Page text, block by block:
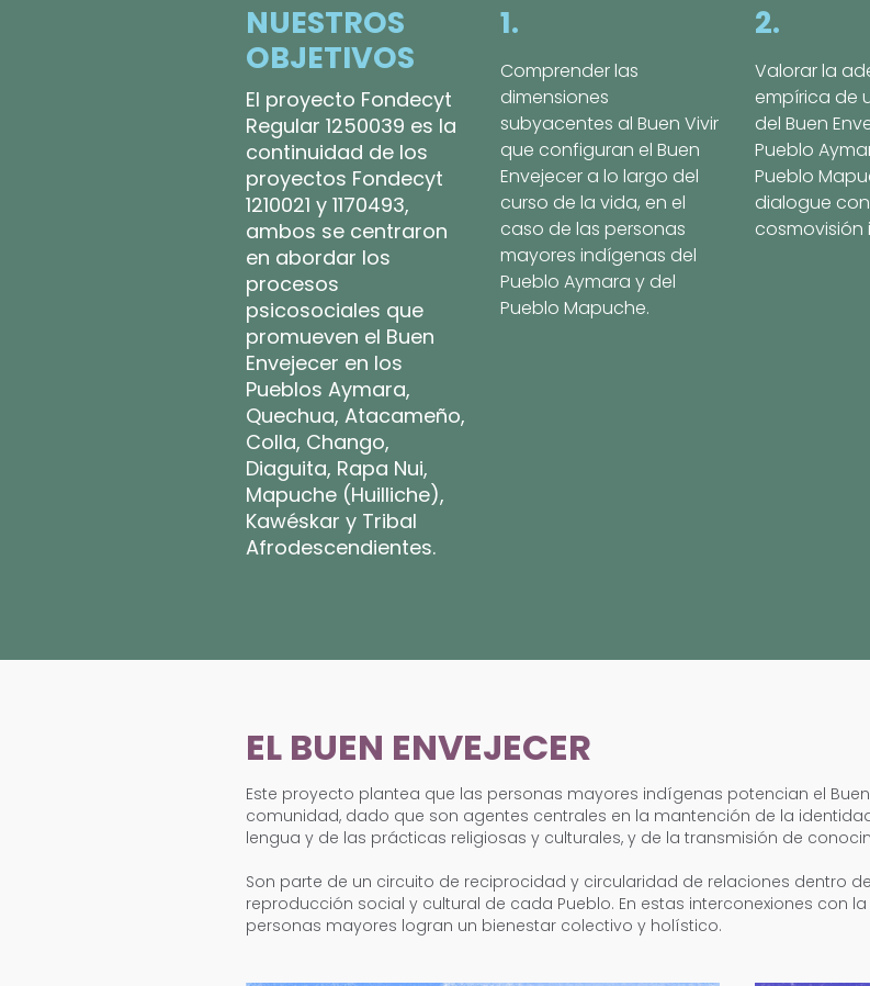
NUESTROS
OBJETIVOS
El proyecto Fondecyt
Regular 1250039 es la
continuidad de los
proyectos Fondecyt
1210021 y 1170493,
ambos se centraron
en abordar los
procesos
psicosociales que
promueven el Buen
Envejecer en los
Pueblos Aymara,
Quechua, Atacameño,
Colla, Chango,
Diaguita, Rapa Nui,
Mapuche (Huilliche),
Kawéskar y Tribal
Afrodescendientes.
1.
Comprender las
dimensiones
subyacentes al Buen Vivir
que configuran el Buen
Envejecer a lo largo del
curso de la vida, en el
caso de las personas
mayores indígenas del
Pueblo Aymara y del
Pueblo Mapuche.
2.
Valorar la
empírica de
del Buen
Pueblo
Pueblo
dialogue
cosmovisión
EL BUEN ENVEJECER
Este proyecto plantea que las personas mayores indígenas potencian el
comunidad, dado que son agentes centrales en la mantención de la
lengua y de las prácticas religiosas y culturales, y de la transmisión de
Son parte de un circuito de reciprocidad y circularidad de relaciones dentro
reproducción social y cultural de cada Pueblo. En estas interconexiones con
personas mayores logran un bienestar colectivo y holístico.